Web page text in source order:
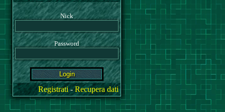
Nick
Password
Registrati-Recupera dati